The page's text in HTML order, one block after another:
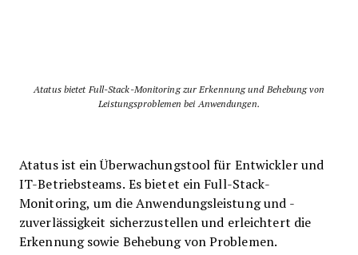
Atatus bietet Full-Stack-Monitoring zur Erkennung und Behebung von
Leistungsproblemen bei Anwendungen.
Atatus ist ein Überwachungstool für Entwickler und
IT-Betriebsteams. Es bietet ein Full-Stack-
Monitoring, um die Anwendungsleistung und -
zuverlässigkeit sicherzustellen und erleichtert die
Erkennung sowie Behebung von Problemen.